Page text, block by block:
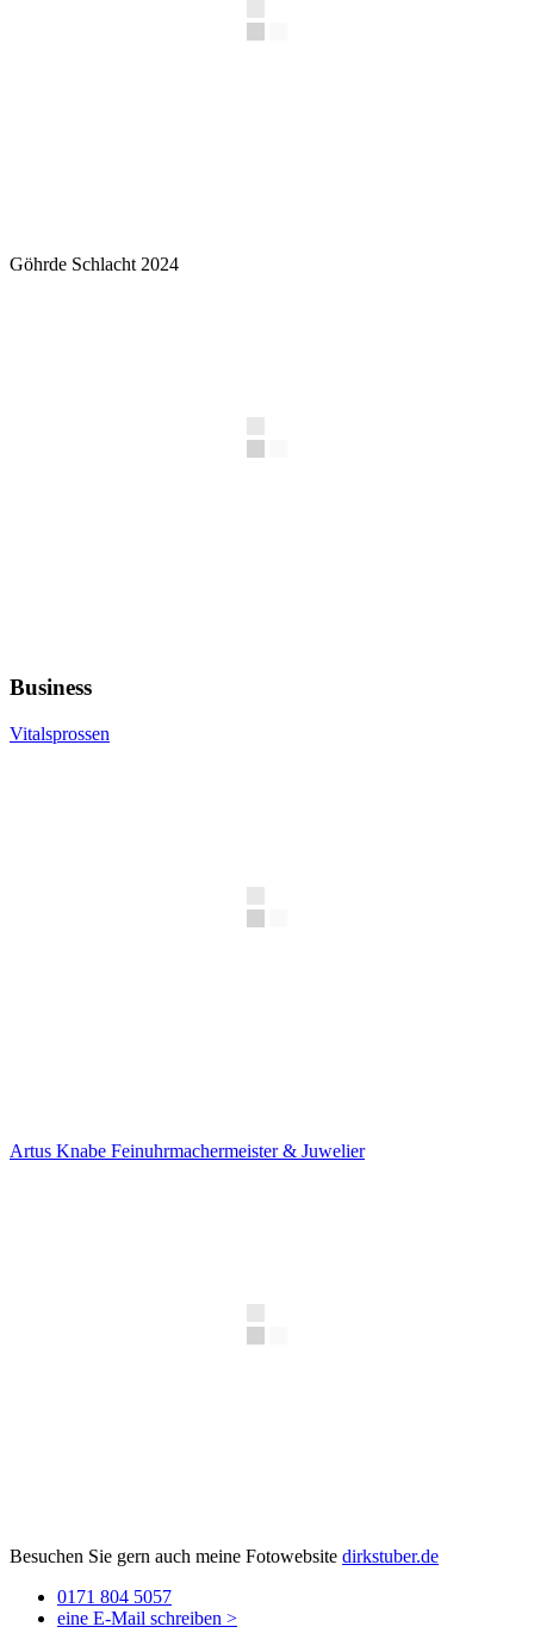
Göhrde Schlacht 2024
Business
Vitalsprossen
Artus Knabe Feinuhrmachermeister & Juwelier
Besuchen Sie gern auch meine Fotowebsite dirkstuber.de
0171 804 5057
eine E-Mail schreiben >